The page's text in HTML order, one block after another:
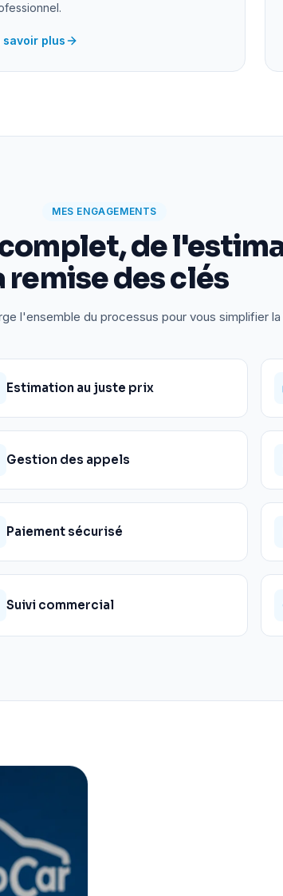
savoir plus
MES ENGAGEMENTS
de
remise des clés
l'ensemble du processus pour vous simplifier la
Estimation au juste prix
Gestion des appels
Paiement sécurisé
Suivi commercial